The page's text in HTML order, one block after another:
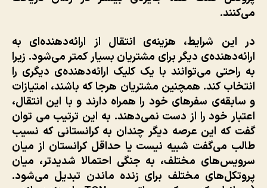
می‌کنند.
در این شرایط، هزینه‌ی انتقال از ارائه‌دهنده‌ای به
ارائه‌دهنده‌ی دیگر برای مشتریان بسیار کمتر می‌شود. زیرا
به راحتی می‌توانند با یک کلیک ارائه‌دهنده‌ی دیگری را
انتخاب کند. همچنین مشتریان هرجا که باشند، امتیازات
و سابقه‌ی سفرهای خود را همراه دارند و با این انتقال،
اعتبار خود را از دست نمی‌دهند. به این ترتیب می توان
گفت که این عرصه دیگر چندان به کرانستانی که نسیب
طالب می‌گفت شبیه نیست یا حداقل کرانستان از میان
سرویس‌های مختلف، به جنگی احتمالا شدیدتر، میان
پروتکل‌های مختلف برای زنده ماندن تبدیل می‌شود.